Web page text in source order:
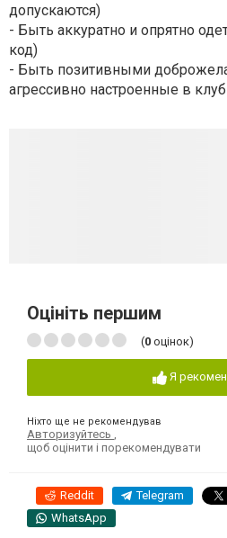
допускаются)
- Быть аккуратно и опрятно
код)
- Быть позитивными
агрессивно настроенные в
Оцініть першим
(0 оцінок)
Я
Ніхто ще не рекомендував
Авторизуйтесь
щоб оцінити і порекомендувати
Reddit Telegram
WhatsApp